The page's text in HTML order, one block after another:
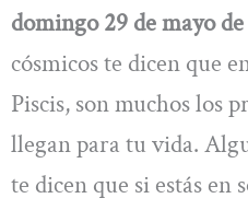
domingo 29 de mayo
cósmicos te dicen que
Piscis, son muchos los
llegan para tu vida.
te dicen que si estás en